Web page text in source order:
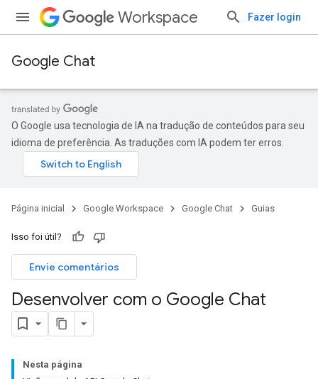
Workspace Fazer login
Google Chat
O Google usa tecnologia de IA na tradução de conteúdos para seu
idioma de preferência. As traduções com IA podem ter erros.
Página inicial Google Workspace Google Chat Guias
Isso foi útil?
Envie comentários
Desenvolver com o Google Chat
Nesta página